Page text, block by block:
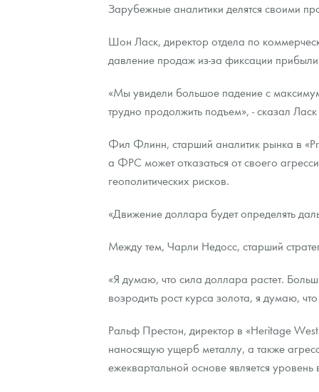
Монеты Россия и СССР
Иностранные
Памятные и старинные монеты
Памятные монеты России и СССР
Монеты и жетоны ЗМД
Аксессуары
Русская нумизматика
Подлинность монет
Клуб ЗМД
Памятка для работы с монетами из драгметаллов
Положение по обработке и защите персональных
Услуги
Подбор монет
Новости
Скупка слитков
Наши преимущества
Зарубежные аналитики делятся своими
Шон Ласк, директор отдела по
давление продаж из-за фиксации
«Мы увидели большое падение с
трудно продолжить подъем», - сказал Ласк
Фил Флинн, старший аналитик рынка в
а ФРС может отказаться от своего
геополитических рисков.
«Движение доллара будет определять
Между тем, Чарли Недосс, старший
«Я думаю, что сила доллара растет.
возродить рост курса золота, я думаю,
Ральф Престон, директор в «Heritage
наносящую ущерб металлу, а также
ежеквартальной основе является